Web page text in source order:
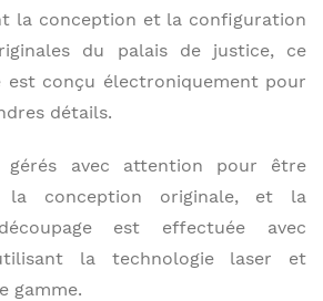
la conception et la configuration
du palais de justice, ce
est conçu électroniquement pour
détails.
gérés avec attention pour être
la conception originale, et la
est effectuée avec
la technologie laser et
gamme.